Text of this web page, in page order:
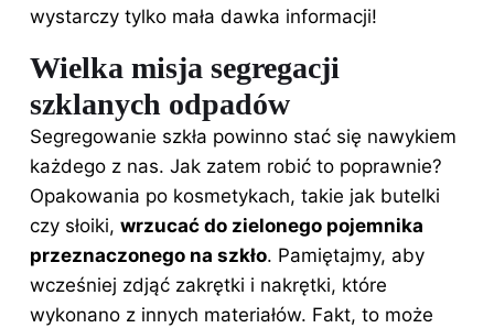
wystarczy tylko mała dawka informacji!
Wielka misja segregacji
szklanych odpadów
Segregowanie szkła powinno stać się nawykiem
każdego z nas. Jak zatem robić to poprawnie?
Opakowania po kosmetykach, takie jak butelki
czy słoiki, wrzucać do zielonego pojemnika
przeznaczonego na szkło. Pamiętajmy, aby
wcześniej zdjąć zakrętki i nakrętki, które
wykonano z innych materiałów. Fakt, to może